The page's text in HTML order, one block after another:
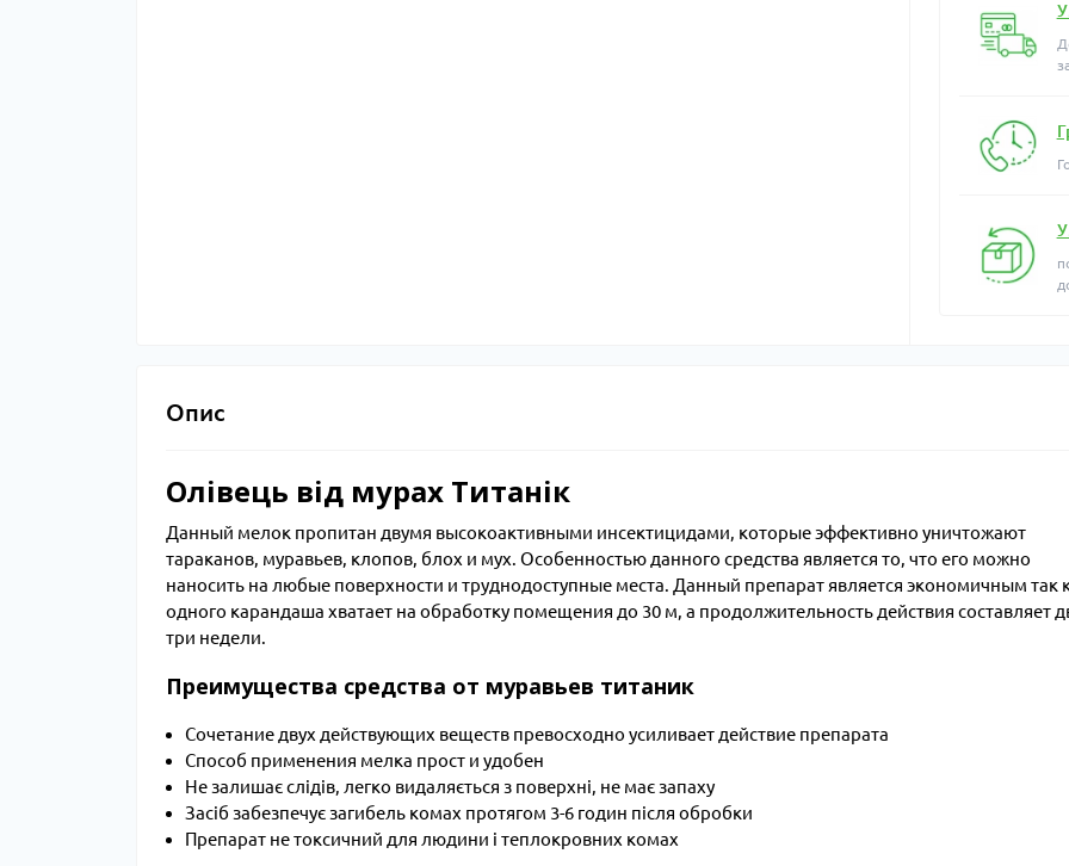
Опис
Олівець від мурах Титанік
Данный мелок пропитан двумя высокоактивными инсектицидами, которые эффективно уничтожают
тараканов, муравьев, клопов, блох и мух. Особенностью данного средства является то, что его можно
наносить на любые поверхности и труднодоступные места. Данный препарат является экономичным так
одного карандаша хватает на обработку помещения до 30 м, а продолжительность действия составляет
три недели.
Преимущества средства от муравьев титаник
Сочетание двух действующих веществ превосходно усиливает действие препарата
Способ применения мелка прост и удобен
Не залишає слідів, легко видаляється з поверхні, не має запаху
Засіб забезпечує загибель комах протягом 3-6 годин після обробки
Препарат не токсичний для людини і теплокровних комах